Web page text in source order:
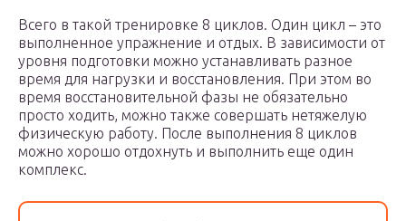
Всего в такой тренировке 8 циклов. Один цикл – это
выполненное упражнение и отдых. В зависимости от
уровня подготовки можно устанавливать разное
время для нагрузки и восстановления. При этом во
время восстановительной фазы не обязательно
просто ходить, можно также совершать нетяжелую
физическую работу. После выполнения 8 циклов
можно хорошо отдохнуть и выполнить еще один
комплекс.